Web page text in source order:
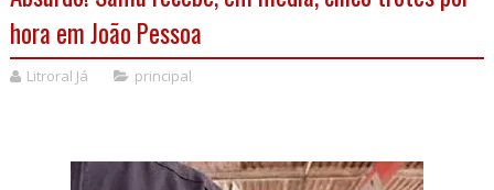
hora em João Pessoa
Litroral Já principal